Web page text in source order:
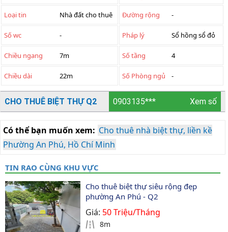
Loại tin Nhà đất cho thuê Đường rộng -
Số wc - Pháp lý Sổ hồng sổ đỏ
Chiều ngang 7m Số tầng 4
Chiều dài 22m Số Phòng ngủ -
CHO THUÊ BIỆT THỰ Q2 0903135*** Xem số
Có thể bạn muốn xem: Cho thuê nhà biệt thự, liền kề
Phường An Phú, Hồ Chí Minh
TIN RAO CÙNG KHU VỰC
Cho thuê biệt thự siêu rộng đẹp
phường An Phú - Q2
Giá: 50 Triệu/Tháng
8m